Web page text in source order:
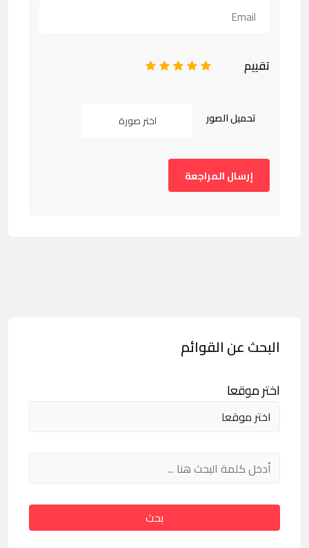
تقييم 5
4
3
2
تحميل الصور اختر صورة
البحث عن القوائم
اختر موقعا
بحث